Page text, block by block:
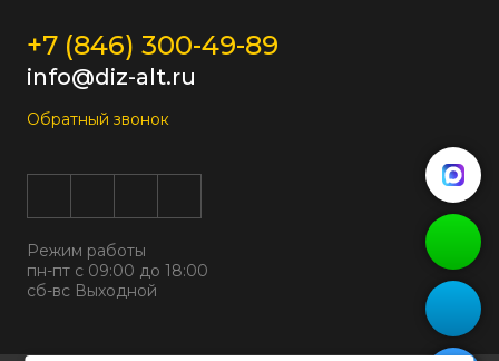
+7 (846) 300-49-89
info@diz-alt.ru
Обратный звонок
Режим работы
пн-пт с 09:00 до 18:00
сб-вс Выходной